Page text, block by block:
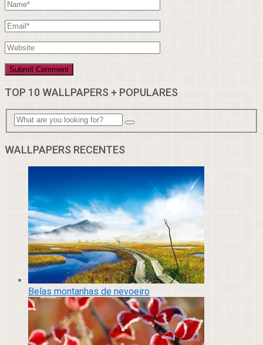
TOP 10 WALLPAPERS + POPULARES
WALLPAPERS RECENTES
Belas montanhas de nevoeiro